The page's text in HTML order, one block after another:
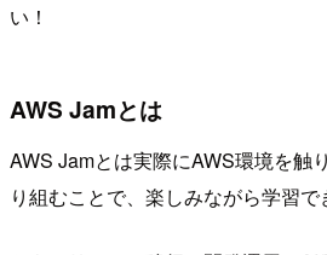
い！
AWS Jamとは
AWS Jamとは実際にAWS環境を触
り組むことで、楽しみながら学習で